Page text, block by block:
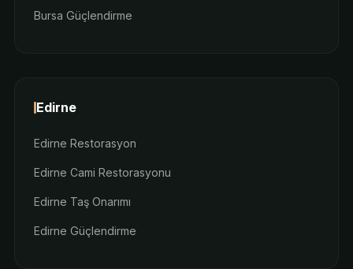
Bursa Güçlendirme
Edirne
Edirne Restorasyon
Edirne Cami Restorasyonu
Edirne Taş Onarımı
Edirne Güçlendirme